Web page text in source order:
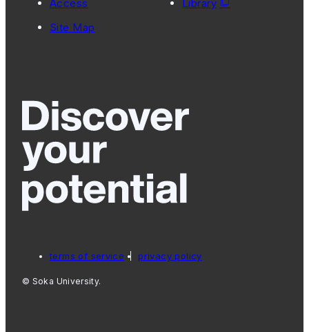
Access
Site Map
Library
terms of service privacy policy
© Soka University.